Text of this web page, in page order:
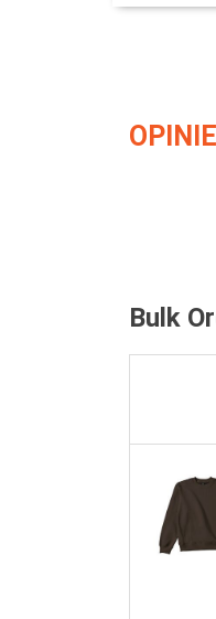
Bulk